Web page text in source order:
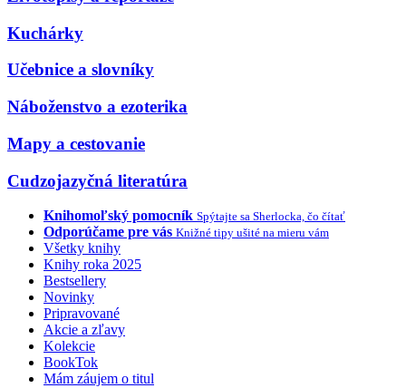
Kuchárky
Učebnice a slovníky
Náboženstvo a ezoterika
Mapy a cestovanie
Cudzojazyčná literatúra
Knihomoľský pomocník Spýtajte sa Sherlocka, čo čítať
Odporúčame pre vás Knižné tipy ušité na mieru vám
Všetky knihy
Knihy roka 2025
Bestsellery
Novinky
Pripravované
Akcie a zľavy
Kolekcie
BookTok
Mám záujem o titul